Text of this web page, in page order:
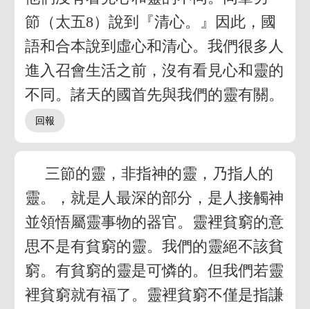
節（太五8）說到『清心。』因此，國
語和合本說到虛心和清心。我們很多人
進入召會生活之前，沒有看見心和靈的
不同。諸天的國首先與我們的靈有關。
三節的靈，非指神的靈，乃指人的
靈。，就是人最深的部分，是人接觸神
並領悟屬靈事物的器官。靈裡貧窮的意
思不是有貧窮的靈。我們的靈絕不該貧
窮。有貧窮的靈是可憐的。但我們若靈
裡貧窮就有福了。靈裡貧窮不僅是指謙